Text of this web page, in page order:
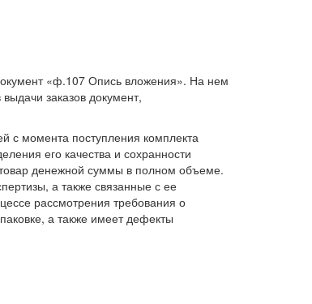
«ф.107 Опись вложения». На нем
заказов документ,
с момента поступления комплекта
его качества и сохранности
товар денежной суммы в полном объеме.
а также связанные с ее
рассмотрения требования о
а также имеет дефекты